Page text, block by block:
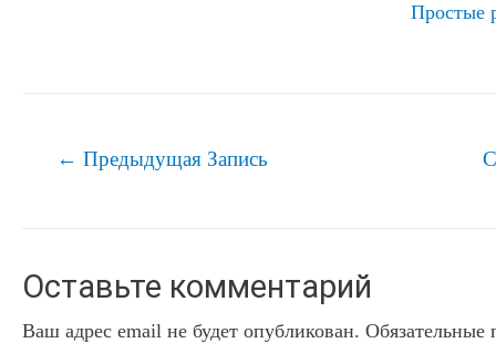
Простые
Навигация
← Предыдущая Запись
Оставьте комментарий
Ваш адрес email не будет опубликован.